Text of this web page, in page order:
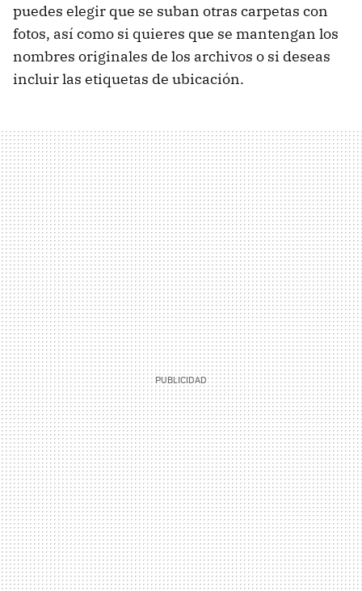
puedes elegir que se suban otras carpetas con
fotos, así como si quieres que se mantengan los
nombres originales de los archivos o si deseas
incluir las etiquetas de ubicación.